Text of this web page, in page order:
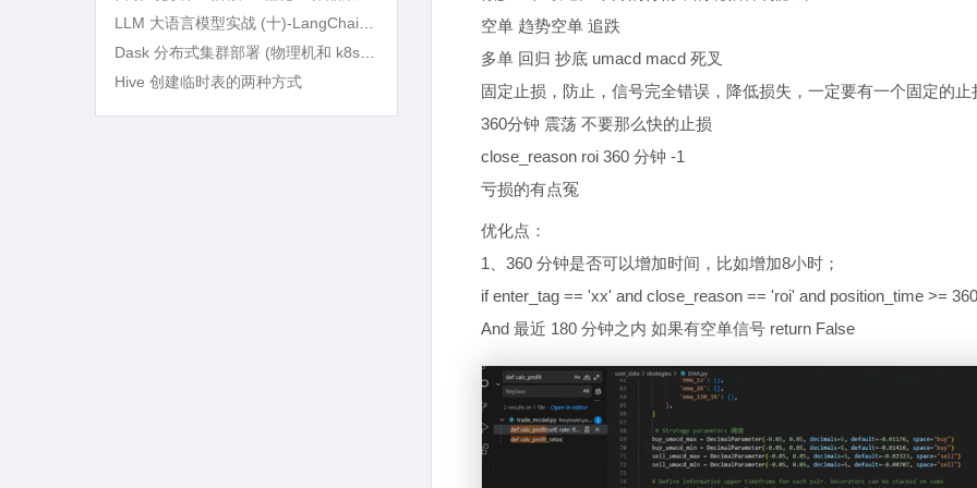
空单 趋势空单 追跌
多单 回归 抄底 umacd macd 死叉
固定止损，防止，信号完全错误，降低损失，一定要有一个固定的止
360分钟 震荡 不要那么快的止损
close_reason roi 360 分钟 -1
亏损的有点冤
优化点：
1、360 分钟是否可以增加时间，比如增加8小时；
if enter_tag == 'xx' and close_reason == 'roi' and position_time >= 360
And 最近 180 分钟之内 如果有空单信号 return False
Hive 创建临时表的两种方式